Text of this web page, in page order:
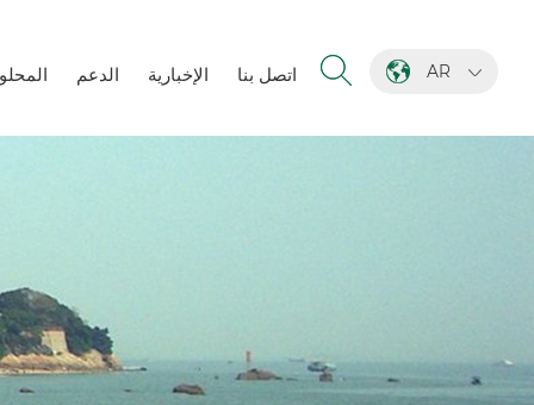
AR الدعم الإخبارية اتصل بنا